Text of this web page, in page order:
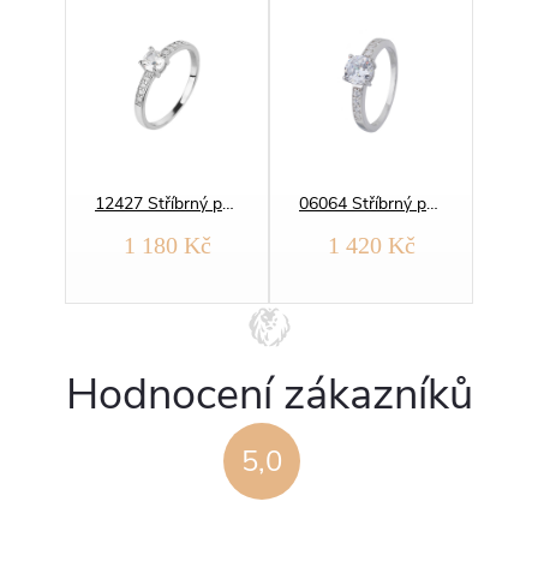
12427 Stříbrný prsten SOLITÉR
1 180 Kč
06064 Stříbrný prsten SOLITÉR
1 420 Kč
5,0
Hodnocení zákazníků